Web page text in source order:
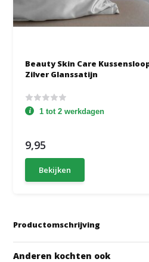
Beauty Skin Care Kussensloop
Zilver Glanssatijn
1 tot 2 werkdagen
9,95
Bekijken
Productomschrijving
Anderen kochten ook